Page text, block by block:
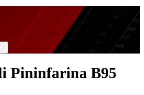
Pininfarina B95